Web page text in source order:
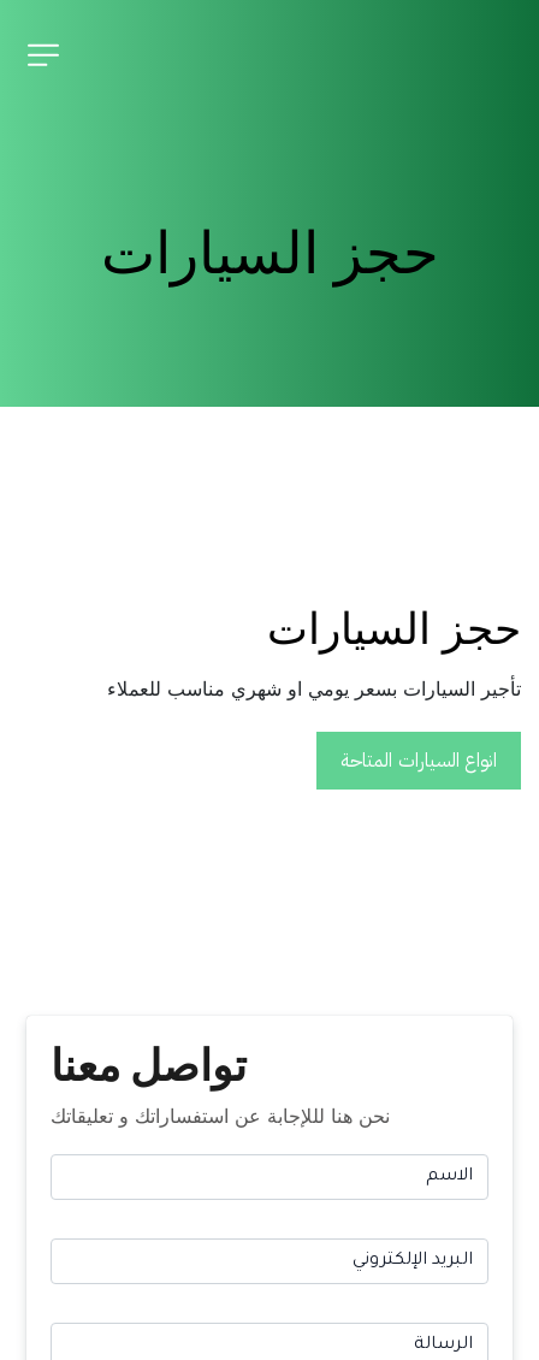
حجز السيارات
حجز السيارات
تأجير السيارات بسعر يومي او شهري مناسب للعملاء
انواع السيارات المتاحة
تواصل معنا
نحن هنا لللإجابة عن استفساراتك و تعليقاتك